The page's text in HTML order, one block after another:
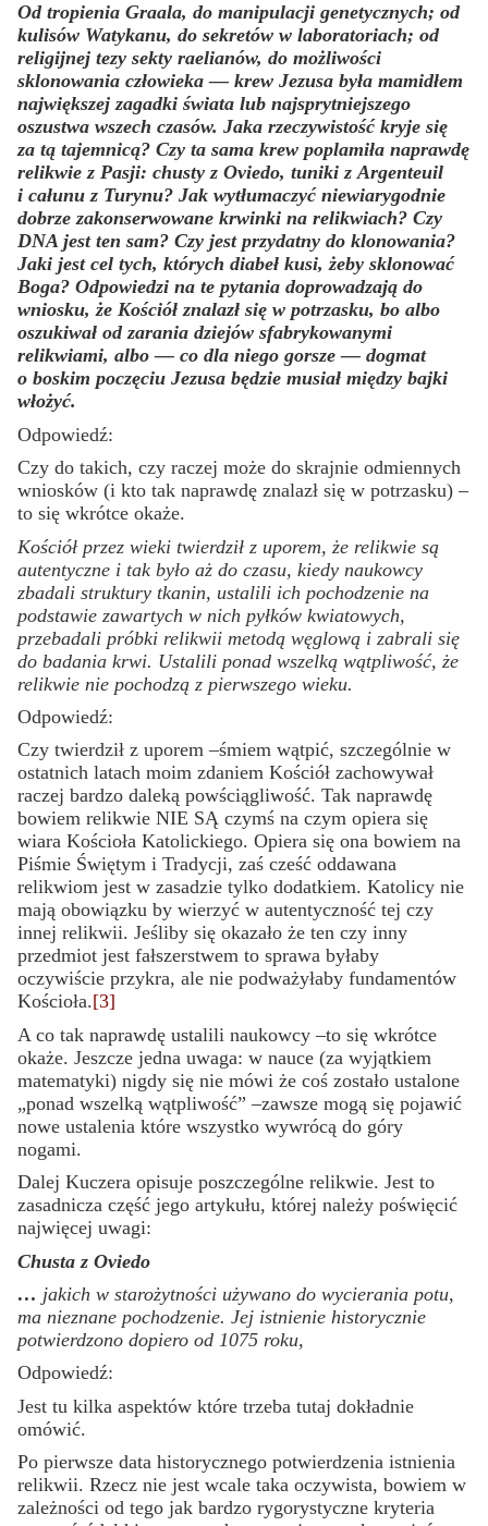
Od tropienia Graala, do manipulacji genetycznych; od
kulisów Watykanu, do sekretów w laboratoriach; od
religijnej tezy sekty raelianów, do możliwości
sklonowania człowieka — krew Jezusa była mamidłem
największej zagadki świata lub najsprytniejszego
oszustwa wszech czasów. Jaka rzeczywistość kryje się
za tą tajemnicą? Czy ta sama krew poplamiła naprawdę
relikwie z Pasji: chusty z Oviedo, tuniki z Argenteuil
i całunu z Turynu? Jak wytłumaczyć niewiarygodnie
dobrze zakonserwowane krwinki na relikwiach? Czy
DNA jest ten sam? Czy jest przydatny do klonowania?
Jaki jest cel tych, których diabeł kusi, żeby sklonować
Boga? Odpowiedzi na te pytania doprowadzają do
wniosku, że Kościół znalazł się w potrzasku, bo albo
oszukiwał od zarania dziejów sfabrykowanymi
relikwiami, albo — co dla niego gorsze — dogmat
o boskim poczęciu Jezusa będzie musiał między bajki
włożyć.
Odpowiedź:
Czy do takich, czy raczej może do skrajnie odmiennych
wniosków (i kto tak naprawdę znalazł się w potrzasku) –
to się wkrótce okaże.
Kościół przez wieki twierdził z uporem, że relikwie są
autentyczne i tak było aż do czasu, kiedy naukowcy
zbadali struktury tkanin, ustalili ich pochodzenie na
podstawie zawartych w nich pyłków kwiatowych,
przebadali próbki relikwii metodą węglową i zabrali się
do badania krwi. Ustalili ponad wszelką wątpliwość, że
relikwie nie pochodzą z pierwszego wieku.
Odpowiedź:
Czy twierdził z uporem –śmiem wątpić, szczególnie w
ostatnich latach moim zdaniem Kościół zachowywał
raczej bardzo daleką powściągliwość. Tak naprawdę
bowiem relikwie NIE SĄ czymś na czym opiera się
wiara Kościoła Katolickiego. Opiera się ona bowiem na
Piśmie Świętym i Tradycji, zaś cześć oddawana
relikwiom jest w zasadzie tylko dodatkiem. Katolicy nie
mają obowiązku by wierzyć w autentyczność tej czy
innej relikwii. Jeśliby się okazało że ten czy inny
przedmiot jest fałszerstwem to sprawa byłaby
oczywiście przykra, ale nie podważyłaby fundamentów
Kościoła.[3]
A co tak naprawdę ustalili naukowcy –to się wkrótce
okaże. Jeszcze jedna uwaga: w nauce (za wyjątkiem
matematyki) nigdy się nie mówi że coś zostało ustalone
„ponad wszelką wątpliwość” –zawsze mogą się pojawić
nowe ustalenia które wszystko wywrócą do góry
nogami.
Dalej Kuczera opisuje poszczególne relikwie. Jest to
zasadnicza część jego artykułu, której należy poświęcić
najwięcej uwagi:
Chusta z Oviedo
… jakich w starożytności używano do wycierania potu,
ma nieznane pochodzenie. Jej istnienie historycznie
potwierdzono dopiero od 1075 roku,
Odpowiedź:
Jest tu kilka aspektów które trzeba tutaj dokładnie
omówić.
Po pierwsze data historycznego potwierdzenia istnienia
relikwii. Rzecz nie jest wcale taka oczywista, bowiem w
zależności od tego jak bardzo rygorystyczne kryteria